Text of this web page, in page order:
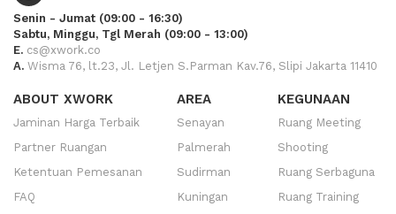
Senin - Jumat (09:00 - 16:30)
Sabtu, Minggu, Tgl Merah (09:00 - 13:00)
E. cs@xwork.co
A. Wisma 76, lt.23, Jl. Letjen S.Parman Kav.76, Slipi Jakarta 11410
ABOUT XWORK
Jaminan Harga Terbaik
Partner Ruangan
Ketentuan Pemesanan
FAQ
AREA
Senayan
Palmerah
Sudirman
Kuningan
KEGUNAAN
Ruang Meeting
Shooting
Ruang Serbaguna
Ruang Training